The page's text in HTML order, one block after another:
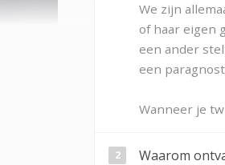
We zijn
of haar eigen
een ander
een
Wanneer je
Waarom